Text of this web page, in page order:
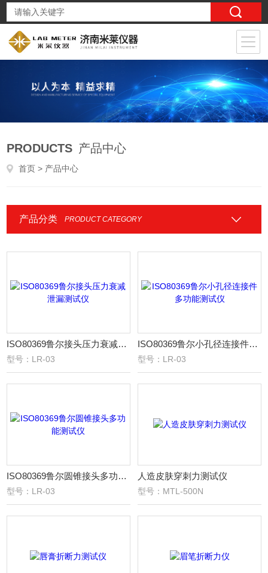
PRODUCTS 产品中心
首页 > 产品中心
产品分类 PRODUCT CATEGORY
ISO80369鲁尔接头压力衰减泄漏测试仪
型号：LR-03
ISO80369鲁尔小孔径连接件多功能测试仪
型号：LR-03
ISO80369鲁尔圆锥接头多功能测试仪
型号：LR-03
人造皮肤穿刺力测试仪
型号：MTL-500N